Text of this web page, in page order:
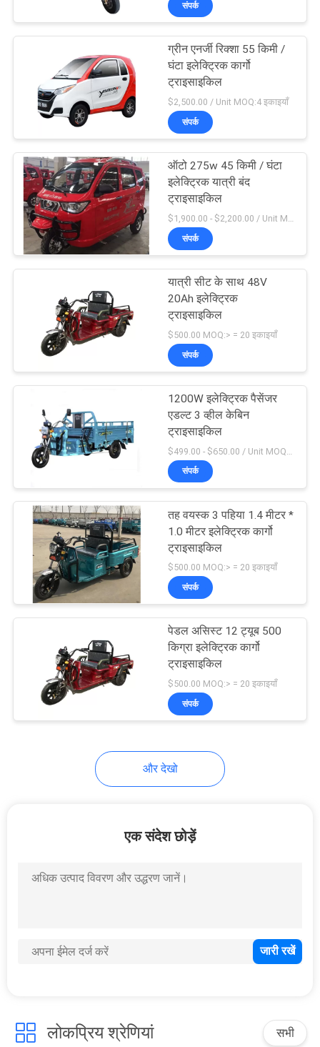
की
साइटमैप
PRIVACY
POLICY
संपर्क
ग्रीन एनर्जी रिक्शा 55 किमी /
घंटा इलेक्ट्रिक कार्गो
ट्राइसाइकिल
$2,500.00 / Unit MOQ:4 इकाइयाँ
संपर्क
ऑटो 275w 45 किमी / घंटा
इलेक्ट्रिक यात्री बंद
ट्राइसाइकिल
संपर्क
यात्री सीट के साथ 48V
20Ah इलेक्ट्रिक
ट्राइसाइकिल
$500.00 MOQ:> = 20 इकाइयाँ
संपर्क
1200W इलेक्ट्रिक पैसेंजर
एडल्ट 3 व्हील केबिन
ट्राइसाइकिल
संपर्क
तह वयस्क 3 पहिया 1.4 मीटर *
1.0 मीटर इलेक्ट्रिक कार्गो
ट्राइसाइकिल
$500.00 MOQ:> = 20 इकाइयाँ
संपर्क
पेडल असिस्ट 12 ट्यूब 500
किग्रा इलेक्ट्रिक कार्गो
ट्राइसाइकिल
$500.00 MOQ:> = 20 इकाइयाँ
संपर्क
और देखो
एक संदेश छोड़ें
लोकप्रिय श्रेणियां सभी